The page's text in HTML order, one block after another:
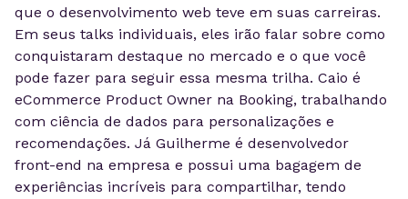
que o desenvolvimento web teve em suas carreiras.
Em seus talks individuais, eles irão falar sobre como
conquistaram destaque no mercado e o que você
pode fazer para seguir essa mesma trilha. Caio é
eCommerce Product Owner na Booking, trabalhando
com ciência de dados para personalizações e
recomendações. Já Guilherme é desenvolvedor
front-end na empresa e possui uma bagagem de
experiências incríveis para compartilhar, tendo